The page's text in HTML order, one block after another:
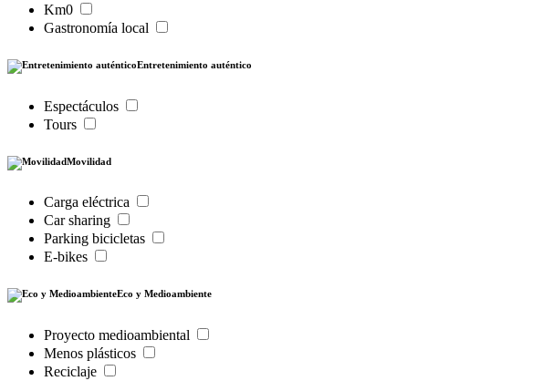
Km0
Gastronomía local
Entretenimiento auténtico
Espectáculos
Tours
Movilidad
Carga eléctrica
Car sharing
Parking bicicletas
E-bikes
Eco y Medioambiente
Proyecto medioambiental
Menos plásticos
Reciclaje